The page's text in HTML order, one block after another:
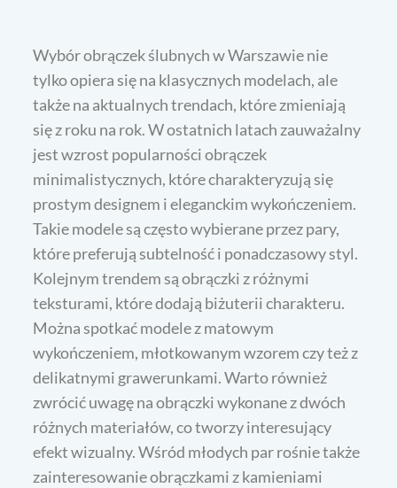
Wybór obrączek ślubnych w Warszawie nie
tylko opiera się na klasycznych modelach, ale
także na aktualnych trendach, które zmieniają
się z roku na rok. W ostatnich latach zauważalny
jest wzrost popularności obrączek
minimalistycznych, które charakteryzują się
prostym designem i eleganckim wykończeniem.
Takie modele są często wybierane przez pary,
które preferują subtelność i ponadczasowy styl.
Kolejnym trendem są obrączki z różnymi
teksturami, które dodają biżuterii charakteru.
Można spotkać modele z matowym
wykończeniem, młotkowanym wzorem czy też z
delikatnymi grawerunkami. Warto również
zwrócić uwagę na obrączki wykonane z dwóch
różnych materiałów, co tworzy interesujący
efekt wizualny. Wśród młodych par rośnie także
zainteresowanie obrączkami z kamieniami